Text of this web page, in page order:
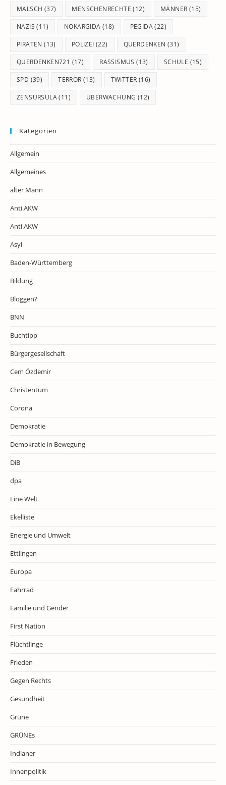
MALSCH (37) MENSCHENRECHTE (12) MÄNNER (15)
NAZIS (11) NOKARGIDA (18) PEGIDA(22)
PIRATEN (13) POLIZEI (22) QUERDENKEN (31)
QUERDENKEN721 (17) RASSISMUS (13) SCHULE (15)
SPD (39) TERROR (13) TWITTER (16)
ZENSURSULA(11) ÜBERWACHUNG (12)
Kategorien
Allgemein
Allgemeines
alter Mann
Anti.AKW
Anti.AKW
Asyl
Baden-Württemberg
Bildung
Bloggen?
BNN
Buchtipp
Bürgergesellschaft
Cem Özdemir
Christentum
Corona
Demokratie
Demokratie in Bewegung
DiB
dpa
Eine Welt
Ekelliste
Energie und Umwelt
Ettlingen
Europa
Fahrrad
Familie und Gender
First Nation
Flüchtlinge
Frieden
Gegen Rechts
Gesundheit
Grüne
GRÜNEs
Indianer
Innenpolitik